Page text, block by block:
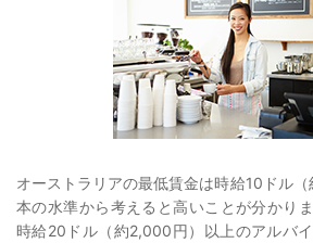
オーストラリアの最低賃金は時給10ドル
本の水準から考えると高いことが分かり
時給20ドル（約2,000円）以上のアルバ